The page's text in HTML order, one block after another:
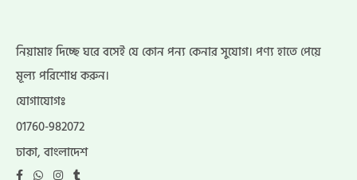
নিয়ামাহ দিচ্ছে ঘরে বসেই যে কোন পন্য কেনার সুযোগ। পণ্য হাতে পেয়ে
মূল্য পরিশোধ করুন।
যোগাযোগঃ
01760-982072
ঢাকা, বাংলাদেশ